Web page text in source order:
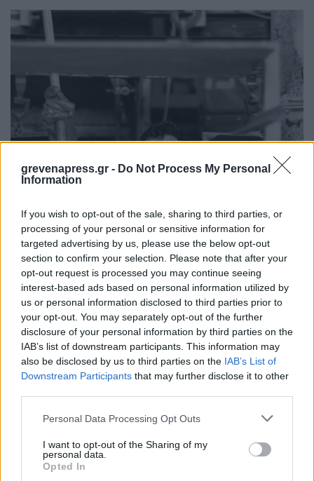
grevenapress.gr - Do Not Process My Personal
Information
If you wish to opt-out of the sale, sharing to third parties, or
processing of your personal or sensitive information for
targeted advertising by us, please use the below opt-out
section to confirm your selection. Please note that after your
opt-out request is processed you may continue seeing
interest-based ads based on personal information utilized by
us or personal information disclosed to third parties prior to
your opt-out. You may separately opt-out of the further
disclosure of your personal information by third parties on the
IAB’s list of downstream participants. This information may
also be disclosed by us to third parties on the IAB’s List of
Downstream Participants that may further disclose it to other
Personal Data Processing Opt Outs
I want to opt-out of the Sharing of my
personal data.
Opted In